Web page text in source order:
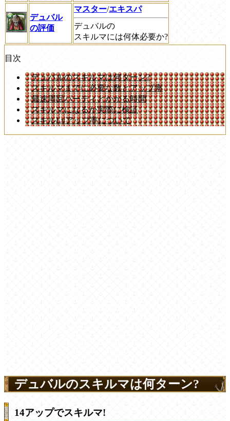
デュバル
の評価
マスター/エキスパ
デュバルの
スキルマには何体必要か?
目次
デュバルのスキルマは何ターン?
スキルマまでに必要な数とアップ率
最速周回パーティとかかる時間
スキルマになるか実際に検証
スキルLvアップ率について
デュバルのスキルマは何ターン?
14アップでスキルマ!